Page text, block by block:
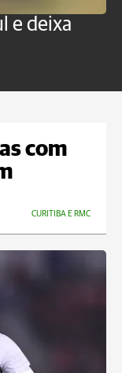
e deixa
com
CURITIBA E RMC